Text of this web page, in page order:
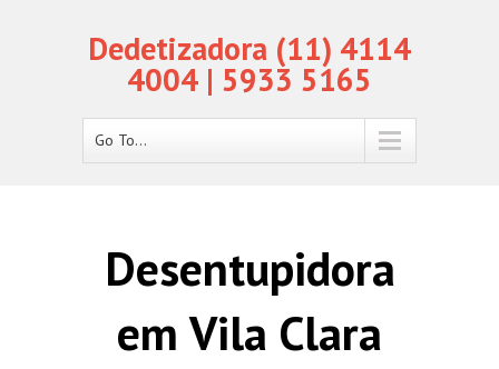
Dedetizadora (11) 4114
4004 | 5933 5165
Go To...
Desentupidora
em Vila Clara